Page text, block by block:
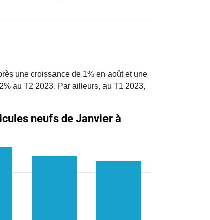
une croissance de 1% en août et une
au T2 2023. Par ailleurs, au T1 2023,